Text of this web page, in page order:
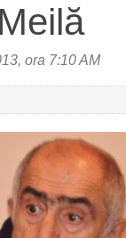
ora 7:10 AM